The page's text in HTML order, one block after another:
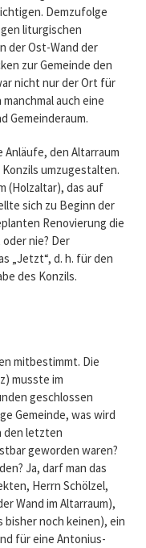
Demzufolge
liturgischen
der Ost-Wand der
zur Gemeinde den
nicht nur der Ort für
auch eine
Gemeinderaum.
den Altarraum
umzugestalten.
(Holzaltar), das auf
sich zu Beginn der
Renovierung die
nie? Der
„Jetzt“, d. h. für den
des Konzils.
mitbestimmt. Die
musste im
geschlossen
Gemeinde, was wird
den letzten
geworden waren?
Ja, darf man das
Herrn Schölzel,
Wand im Altarraum),
bisher noch keinen), ein
für eine Antonius-